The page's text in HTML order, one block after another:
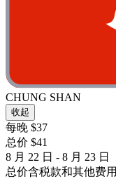
CHUNG SHAN
收起
每晚 $37
总价 $41
8 月 22 日 - 8 月 23 日
总价含税款和其他费用